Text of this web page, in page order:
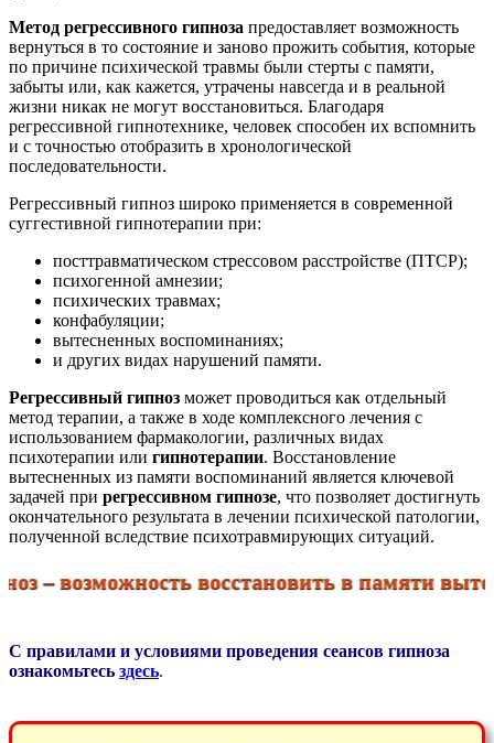
Метод регрессивного гипноза предоставляет возможность
вернуться в то состояние и заново прожить события, которые
по причине психической травмы были стерты с памяти,
забыты или, как кажется, утрачены навсегда и в реальной
жизни никак не могут восстановиться. Благодаря
регрессивной гипнотехнике, человек способен их вспомнить
и с точностью отобразить в хронологической
последовательности.
Регрессивный гипноз широко применяется в современной
суггестивной гипнотерапии при:
посттравматическом стрессовом расстройстве (ПТСР);
психогенной амнезии;
психических травмах;
конфабуляции;
вытесненных воспоминаниях;
и других видах нарушений памяти.
Регрессивный гипноз может проводиться как отдельный
метод терапии, а также в ходе комплексного лечения с
использованием фармакологии, различных видах
психотерапии или гипнотерапии. Восстановление
вытесненных из памяти воспоминаний является ключевой
задачей при регрессивном гипнозе, что позволяет достигнуть
окончательного результата в лечении психической патологии,
полученной вследствие психотравмирующих ситуаций.
– возможность восстановить в памяти
С правилами и условиями проведения сеансов гипноза
ознакомьтесь здесь.